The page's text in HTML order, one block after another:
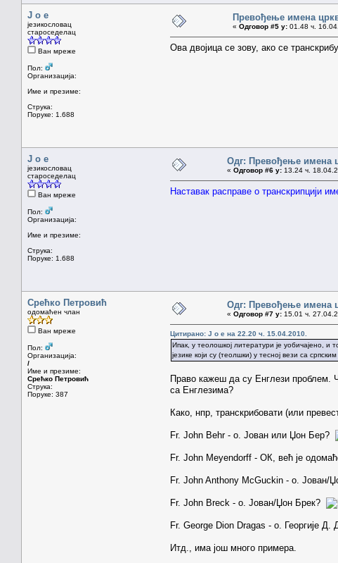
J o e
језикословац
староседелац
Ван мреже
Пол:
Организација:
Име и презиме:
Струка:
Поруке: 1.688
Превођење имена
« Одговор #5 у: 01.48 ч.
Ова двојица се зову, ако се
J o e
језикословац
староседелац
Ван мреже
Пол:
Организација:
Име и презиме:
Струка:
Поруке: 1.688
Одг: Превођење имена
« Одговор #6 у: 13.24 ч.
Наставак расправе о транскрипцији
Срећко Петровић
одомаћен члан
Ван мреже
Пол:
Организација:
/
Име и презиме:
Срећко Петровић
Струка:
Поруке: 387
Одг: Превођење имена
« Одговор #7 у: 15.01 ч.
Цитирано: J o e на 22.20 ч. 15.04.2010.
Ипак, у теолошкој литератури је уобичајено,
језике који су (теолшки) у тесној вези са
Право кажеш да су Енглези проблем.
са Енглезима?
Како, нпр, транскрибовати (или
Fr. John Behr - о. Јован или Џон Бер?
Fr. John Meyendorff - ОК, већ је
Fr. John Anthony McGuckin - о. Јован/
Fr. John Breck - о. Јован/Џон Брек?
Fr. George Dion Dragas - o. Георгије Д.
Итд., има још много примера.